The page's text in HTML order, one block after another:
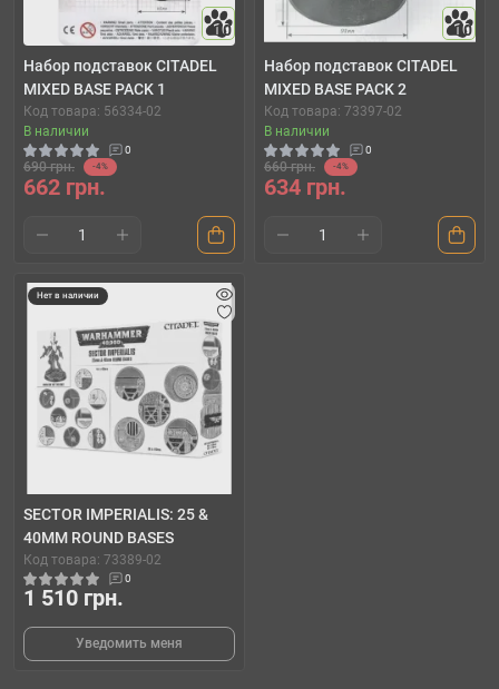
10
Набор подставок CITADEL
MIXED BASE PACK 1
Код товара: 56334-02
В наличии
0
690 грн. -4%
662 грн.
10
Набор подставок CITADEL
MIXED BASE PACK 2
Код товара: 73397-02
В наличии
0
660 грн. -4%
634 грн.
Нет в наличии
SECTOR IMPERIALIS: 25 &
40MM ROUND BASES
Код товара: 73389-02
0
1 510 грн.
Уведомить меня